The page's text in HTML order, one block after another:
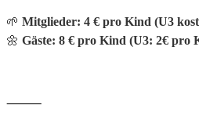
🌱 Mitglieder: 4 € pro Kind (U3
🌼 Gäste: 8 € pro Kind (U3: 2€ pro
⸻